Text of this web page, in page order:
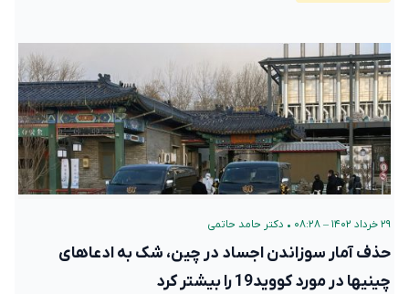
۲۹ خرداد ۱۴۰۲ – ۰۸:۲۸ • دکتر حامد حاتمی
حذف آمار سوزاندن اجساد در چین، شک به ادعاهای
چینیها در مورد کووید19 را بیشتر کرد